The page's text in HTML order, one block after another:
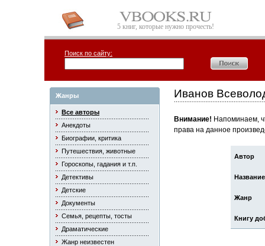
5 книг, которые нужно прочесть!
Поиск по сайту:
Жанры
Все авторы
Анекдоты
Биографии, критика
Путешествия, животные
Гороскопы, гадания и т.п.
Детективы
Детские
Документы
Семья, рецепты, тосты
Драматические
Жанр неизвестен
Иванов
Внимание! Напоминаем,
права на данное
Автор
Название
Жанр
Книгу